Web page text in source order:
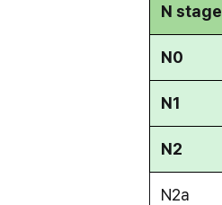
N stage
N0
N1
N2
N2a